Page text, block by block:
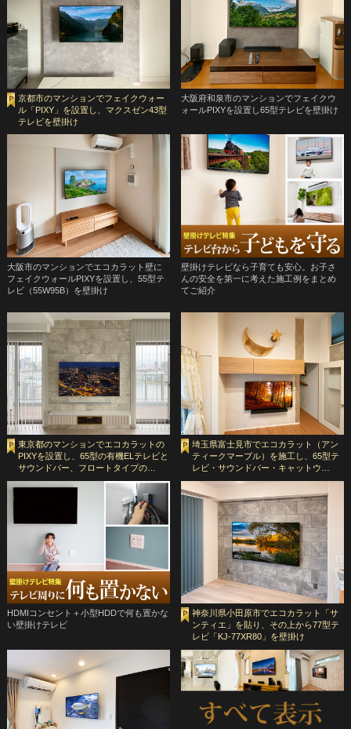
京都市のマンションでフェイクウォー
ル「PIXY」を設置し、マクスゼン43型
テレビを壁掛け
大阪府和泉市のマンションでフェイクウ
ォールPIXYを設置し65型テレビを壁掛け
大阪市のマンションでエコカラット壁に
フェイクウォールPIXYを設置し、55型テ
レビ（55W95B）を壁掛け
壁掛けテレビなら子育ても安心。お子さ
んの安全を第一に考えた施工例をまとめ
てご紹介
東京都のマンションでエコカラットの
PIXYを設置し、65型の有機ELテレビと
サウンドバー、フロートタイプの…
埼玉県富士見市でエコカラット（アン
ティークマーブル）を施工し、65型テ
レビ・サウンドバー・キャットウ…
HDMIコンセント＋小型HDDで何も置かな
い壁掛けテレビ
神奈川県小田原市でエコカラット「サ
ンティエ」を貼り、その上から77型テ
レビ「KJ-77XR80」を壁掛け